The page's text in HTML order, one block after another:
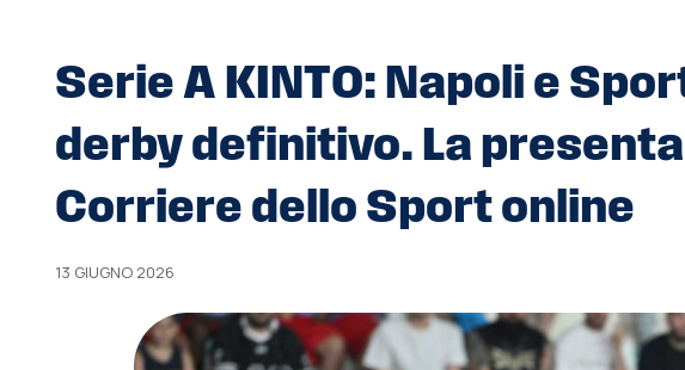
Serie A KINTO: Napoli e
derby definitivo. La
Corriere dello Sport online
13 GIUGNO 2026